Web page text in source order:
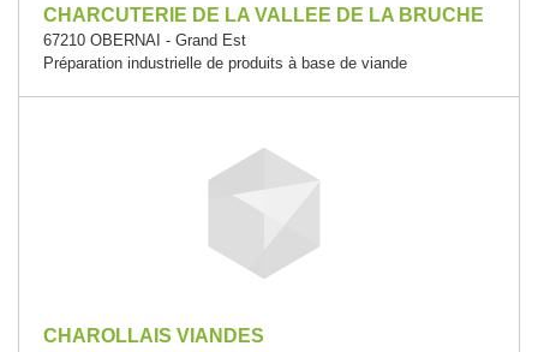
CHARCUTERIE DE LA VALLEE DE LA BRUCHE
67210 OBERNAI - Grand Est
Préparation industrielle de produits à base de viande
CHAROLLAIS VIANDES